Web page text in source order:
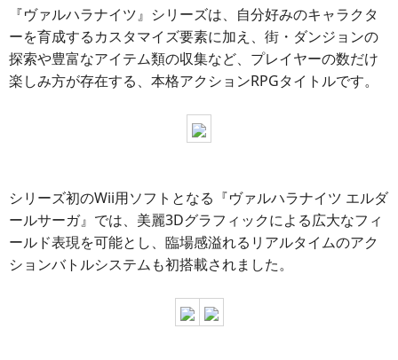
『ヴァルハラナイツ』シリーズは、自分好みのキャラクタ
ーを育成するカスタマイズ要素に加え、街・ダンジョンの
探索や豊富なアイテム類の収集など、プレイヤーの数だけ
楽しみ方が存在する、本格アクションRPGタイトルです。
シリーズ初のWii用ソフトとなる『ヴァルハラナイツ エルダ
ールサーガ』では、美麗3Dグラフィックによる広大なフィ
ールド表現を可能とし、臨場感溢れるリアルタイムのアク
ションバトルシステムも初搭載されました。